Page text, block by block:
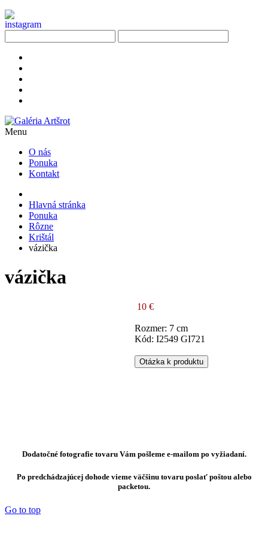
Menu
O nás
Ponuka
Kontakt
Hlavná stránka
Ponuka
Rôzne
Krištál
vázička
vázička
10 €
Rozmer: 7 cm
Kód: I2549 GI721
Otázka k produktu
Dodatočné fotografie tovaru Vám pošleme e-mailom po vyžiadaní.
Po predchádzajúcej dohode vieme väčšinu tovaru poslať poštou alebo
packetou.
Go to top